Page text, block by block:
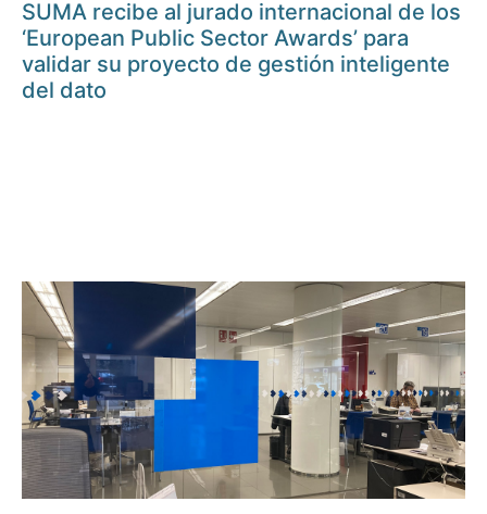
SUMA recibe al jurado internacional de los
‘European Public Sector Awards’ para
validar su proyecto de gestión inteligente
del dato